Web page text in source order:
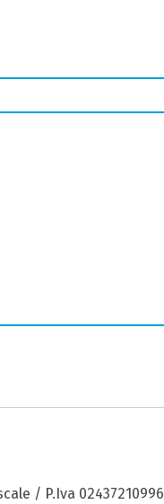
/ P.Iva 02437210996